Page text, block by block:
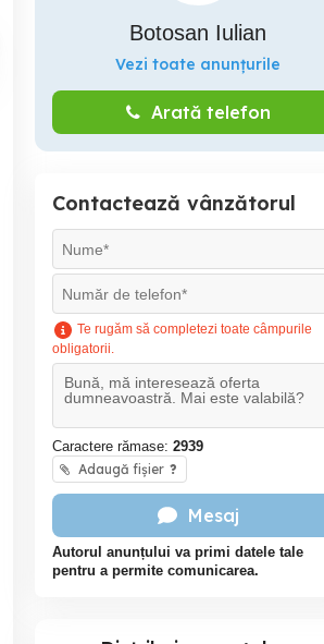
Botosan Iulian
Vezi toate anunțurile
Arată telefon
Contactează vânzătorul
Te rugăm să completezi toate câmpurile
obligatorii.
Caractere rămase: 2939
Adaugă fișier ?
Mesaj
Autorul anunțului va primi datele tale
pentru a permite comunicarea.